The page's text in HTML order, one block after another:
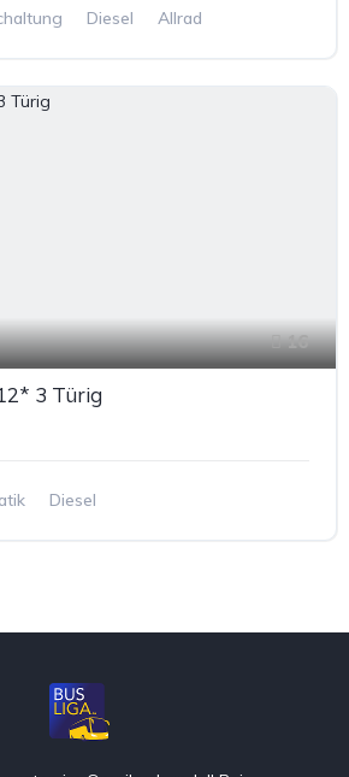
Diesel Allrad
16
3 Türig
Diesel